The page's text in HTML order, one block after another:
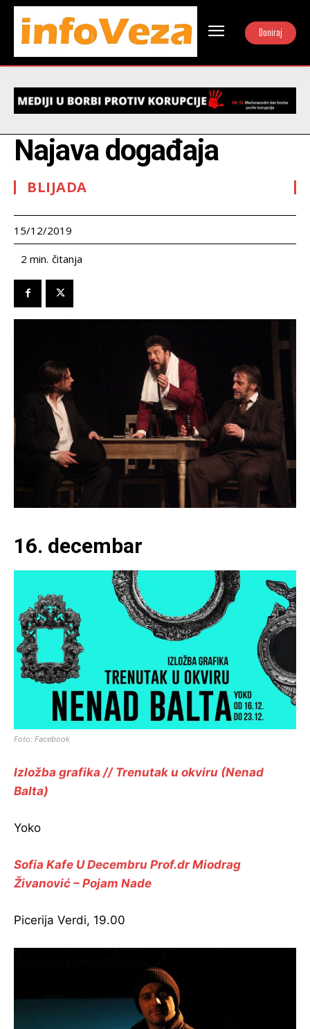
Doniraj
Najava događaja
BLIJADA
15/12/2019
2 min. čitanja
16. decembar
Foto: Facebook
Izložba grafika // Trenutak u okviru (Nenad
Balta)
Yoko
Sofia Kafe U Decembru Prof.dr Miodrag
Živanović – Pojam Nade
Picerija Verdi, 19.00